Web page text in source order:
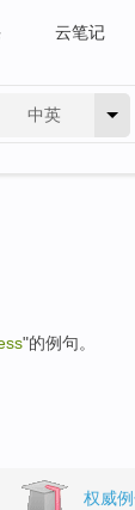
云笔记
中英
"的例句。
权威